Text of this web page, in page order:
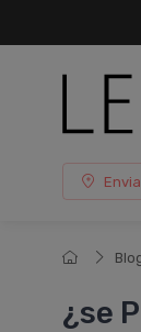
¿se